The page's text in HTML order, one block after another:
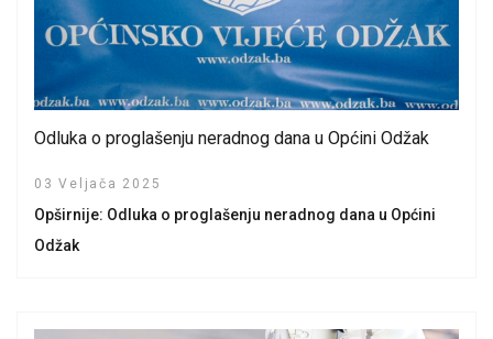
Odluka o proglašenju neradnog dana u Općini Odžak
03 Veljača 2025
Opširnije: Odluka o proglašenju neradnog dana u Općini
Odžak